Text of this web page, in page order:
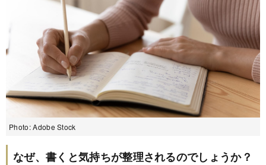
Photo: Adobe Stock
なぜ、書くと気持ちが整理されるのでしょうか？